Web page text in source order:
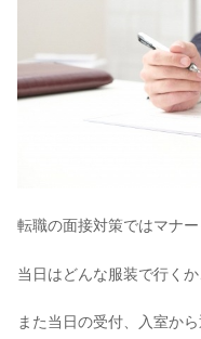
転職の面接対策ではマナー
当日はどんな服装で行く
また当日の受付、入室か